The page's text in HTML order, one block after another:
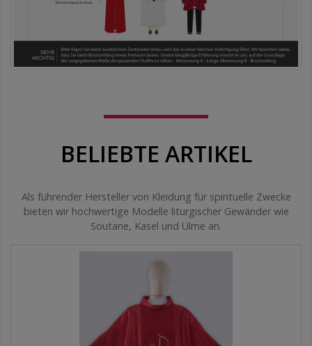
BELIEBTE ARTIKEL
Als führender Hersteller von Kleidung für spirituelle Zwecke
bieten wir hochwertige Modelle liturgischer Gewänder wie
Soutane, Kasel und Ulme an.